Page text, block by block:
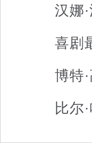
汉娜·
喜剧最
博特·
比尔·